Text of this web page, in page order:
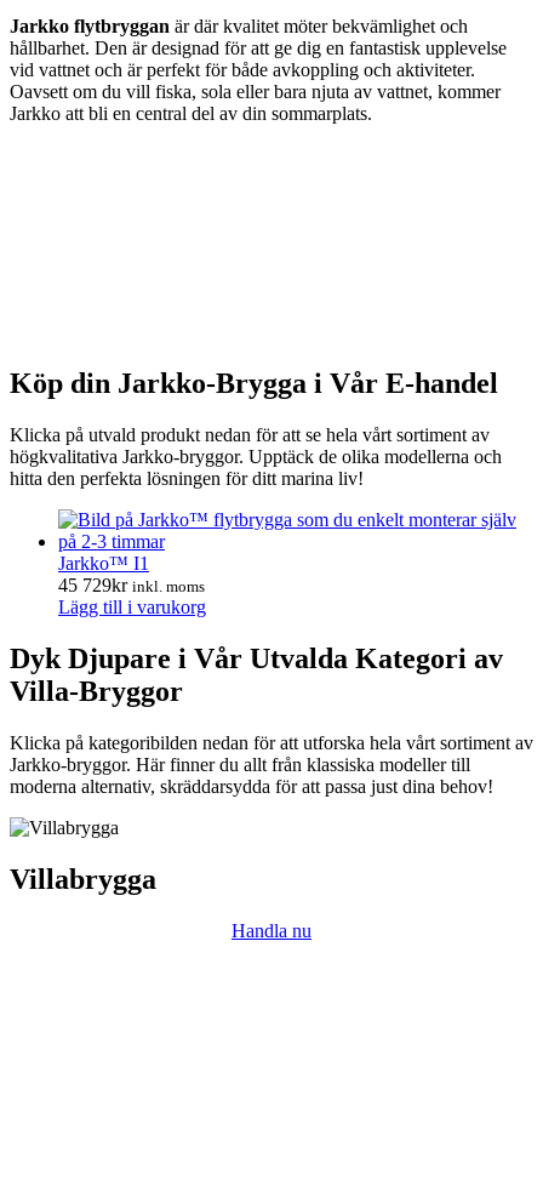
Jarkko flytbryggan är där kvalitet möter bekvämlighet och
hållbarhet. Den är designad för att ge dig en fantastisk upplevelse
vid vattnet och är perfekt för både avkoppling och aktiviteter.
Oavsett om du vill fiska, sola eller bara njuta av vattnet, kommer
Jarkko att bli en central del av din sommarplats.
Köp din Jarkko-Brygga i Vår E-handel
Klicka på utvald produkt nedan för att se hela vårt sortiment av
högkvalitativa Jarkko-bryggor. Upptäck de olika modellerna och
hitta den perfekta lösningen för ditt marina liv!
Jarkko™ I1
45 729kr inkl. moms
Lägg till i varukorg
Dyk Djupare i Vår Utvalda Kategori av
Villa-Bryggor
Klicka på kategoribilden nedan för att utforska hela vårt sortiment av
Jarkko-bryggor. Här finner du allt från klassiska modeller till
moderna alternativ, skräddarsydda för att passa just dina behov!
Villabrygga
Handla nu